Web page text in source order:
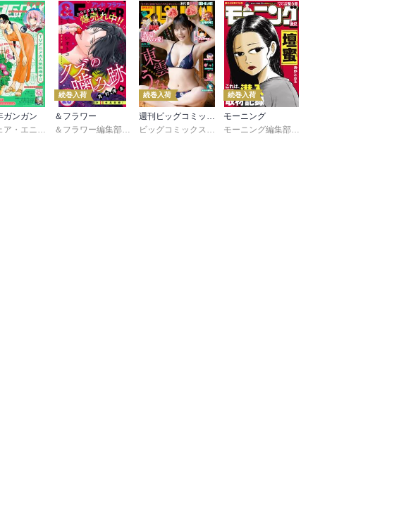
, MoeDal REDICE STUDIO
ガンガン
スクウェア・エニックス
,荒川弘,鷹嶋大輔 葵梅太郎, 河添太一
続巻入荷
＆フラワー
＆フラワー編集部
,真村澪生,もりなかもなか ,芒其之一,小出真朱
続巻入荷
週刊ビッグコミックスピリッツ
ビッグコミックスピリッツ編集部
続巻入荷
モーニング
モーニング編集部
,伊咲智太